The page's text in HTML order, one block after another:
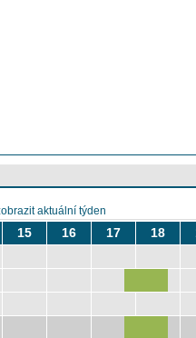
aktuální týden
15 16 17 18